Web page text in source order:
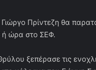
Γιώργο Πρίντεζη θα
ή ώρα στο ΣΕΦ.
ξεπέρασε τις